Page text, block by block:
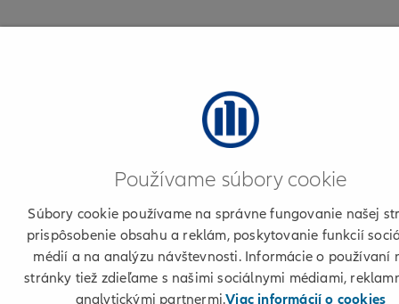
Používame súbory cookie
Súbory cookie používame na správne fungovanie našej
prispôsobenie obsahu a reklám, poskytovanie funkcií
médií a na analýzu návštevnosti. Informácie o používaní
stránky tiež zdieľame s našimi sociálnymi médiami,
analytickými partnermi.Viac informácií o cookies